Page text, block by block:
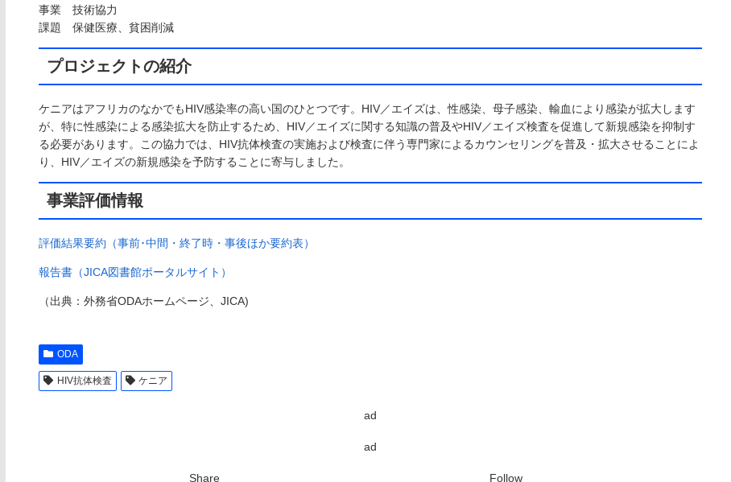
事業 技術協力
課題 保健医療、貧困削減
プロジェクトの紹介
ケニアはアフリカのなかでもHIV感染率の高い国のひとつです。HIV／エイズは、性感染、母子感染、輸血により感染が拡大します
が、特に性感染による感染拡大を防止するため、HIV／エイズに関する知識の普及やHIV／エイズ検査を促進して新規感染を抑制す
る必要があります。この協力では、HIV抗体検査の実施および検査に伴う専門家によるカウンセリングを普及・拡大させることによ
り、HIV／エイズの新規感染を予防することに寄与しました。
事業評価情報
評価結果要約（事前･中間・終了時・事後ほか要約表）
報告書（JICA図書館ポータルサイト）
（出典：外務省ODAホームページ、JICA)
ODA
HIV抗体検査 ケニア
ad
ad
Share Follow